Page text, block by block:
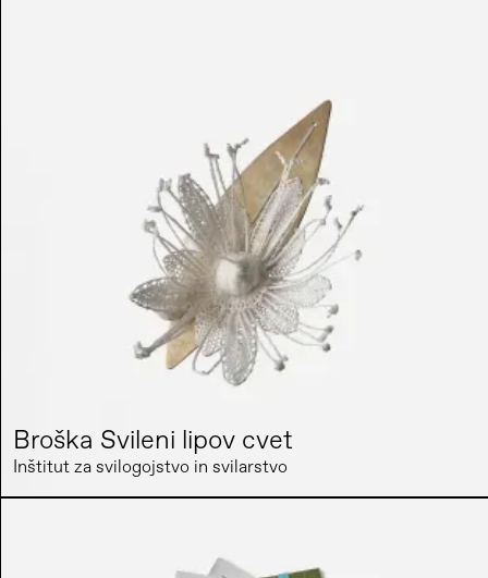
Broška Svileni lipov cvet
Inštitut za svilogojstvo in svilarstvo